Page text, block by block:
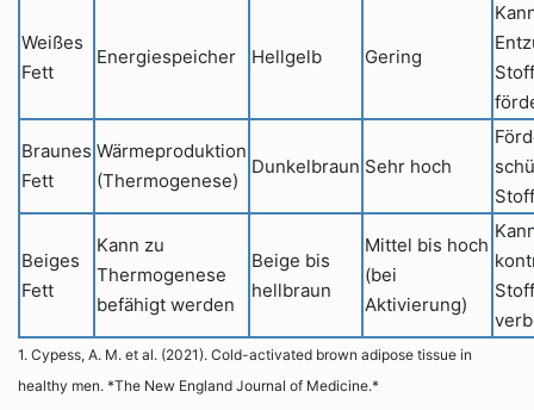
Weißes
Fett
Energiespeicher Hellgelb Gering
Braunes
Fett
Wärmeproduktion
(Thermogenese)
Dunkelbraun Sehr hoch
Beiges
Fett
Kann zu
Thermogenese
befähigt werden
Beige bis
hellbraun
Mittel bis hoch
(bei
Aktivierung)
1. Cypess, A. M. et al. (2021). Cold-activated brown adipose tissue in
healthy men. *The New England Journal of Medicine.*